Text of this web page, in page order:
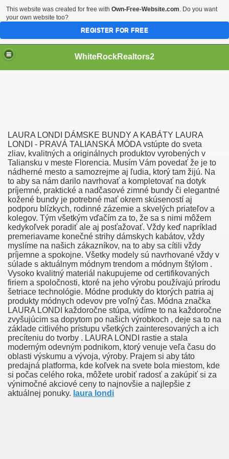
WhiteRockRealtors2
LAURA LONDI DÁMSKE BUNDY A KABÁTY LAURA
LONDI - PRAVÁ TALIANSKÁ MÓDA vstúpte do sveta
zliav, kvalitných a originálnych produktov vyrobených v
Taliansku v meste Florencia. Musím Vám povedať že je to
nádherné mesto a samozrejme aj ľudia, ktorý tam žijú. Na
to aby sa nám darilo navrhovať a kompletovať na dotyk
príjemné, praktické a nadčasové zimné bundy či elegantné
kožené bundy je potrebné mať okrem skúseností aj
podporu blízkych, rodinné zázemie a skvelých priateľov a
kolegov. Tým všetkým vďačím za to, že sa s nimi môžem
kedykoľvek poradiť ale aj posťažovať. Vždy keď napríklad
premeriavame konečné strihy dámskych kabátov, vždy
myslíme na našich zákazníkov, na to aby sa cítili vždy
príjemne a spokojne. Všetky modely sú navrhované vždy v
súlade s aktuálnym módnym trendom a módnym štýlom .
Vysoko kvalitný materiál nakupujeme od certifikovaných
firiem a spoločnosti, ktoré na jeho výrobu používajú prírodu
šetriace technológie. Módne produkty do ktorých patria aj
produkty módnych odevov pre voľný čas. Módna značka
LAURA LONDI každoročne stúpa, vidíme to na každoročne
zvyšujúcim sa dopytom po našich výrobkoch , deje sa to na
základe citlivého prístupu všetkých zainteresovaných a ich
precíteniu do tvorby . LAURA LONDI rastie a stala
moderným odevným podnikom, ktorý venuje veľa času do
oblasti výskumu a vývoja, výroby. Prajem si aby táto
predajná platforma, kde koľvek na svete bola miestom, kde
si počas celého roka, môžete urobiť radosť a zakúpiť si za
výnimočné akciové ceny to najnovšie a najlepšie z
aktuálnej ponuky. laura londi
Card Interview
Of Tips
This website was created for free with Own-Free-Website.com. Do you want
your own website too?
REGISTER FOR FREE